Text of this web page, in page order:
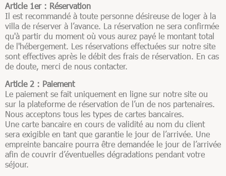
Article 1er : Réservation
Il est recommandé à toute personne désireuse de loger à la
villa de réserver à l’avance. La réservation ne sera confirmée
qu'à partir du moment où vous aurez payé le montant total
de l'hébergement. Les réservations effectuées sur notre site
sont effectives après le débit des frais de réservation. En cas
de doute, merci de nous contacter.
Article 2 : Paiement
Le paiement se fait uniquement en ligne sur notre site ou
sur la plateforme de réservation de l’un de nos partenaires.
Nous acceptons tous les types de cartes bancaires.
Une carte bancaire en cours de validité au nom du client
sera exigible en tant que garantie le jour de l’arrivée. Une
empreinte bancaire pourra être demandée le jour de l’arrivée
afin de couvrir d’éventuelles dégradations pendant votre
séjour.